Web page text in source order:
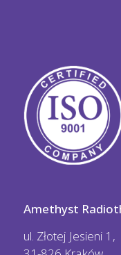
Amethyst
ul. Złotej Jesieni 1,